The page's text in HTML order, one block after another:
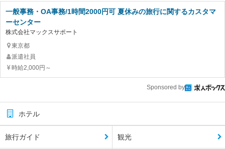
一般事務・OA事務/1時間2000円可 夏休みの旅行に関するカスタマ
ーセンター
株式会社マックスサポート
東京都
派遣社員
時給2,000円～
Sponsored by
ホテル
旅行ガイド 観光